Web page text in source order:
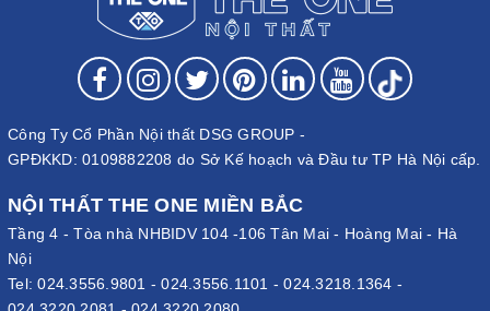
Công Ty Cổ Phần Nội thất DSG GROUP -
GPĐKKD: 0109882208 do Sở Kế hoạch và Đầu tư TP Hà Nội cấp.
NỘI THẤT THE ONE MIỀN BẮC
Tầng 4 - Tòa nhà NHBIDV 104 -106 Tân Mai - Hoàng Mai - Hà
Nội
Tel:024.3556.9801 -024.3556.1101 -024.3218.1364 -